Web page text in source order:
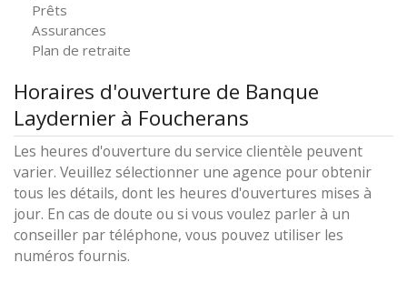
Prêts
Assurances
Plan de retraite
Horaires d'ouverture de Banque
Laydernier à Foucherans
Les heures d'ouverture du service clientèle peuvent
varier. Veuillez sélectionner une agence pour obtenir
tous les détails, dont les heures d'ouvertures mises à
jour. En cas de doute ou si vous voulez parler à un
conseiller par téléphone, vous pouvez utiliser les
numéros fournis.